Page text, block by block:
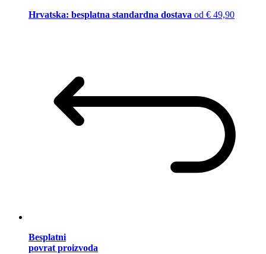
Hrvatska: besplatna standardna dostava od € 49,90
Besplatni
povrat proizvoda